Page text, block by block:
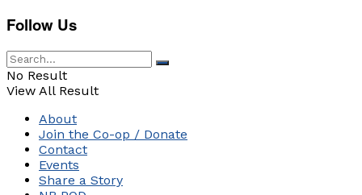
Follow Us
No Result
View All Result
About
Join the Co-op / Donate
Contact
Events
Share a Story